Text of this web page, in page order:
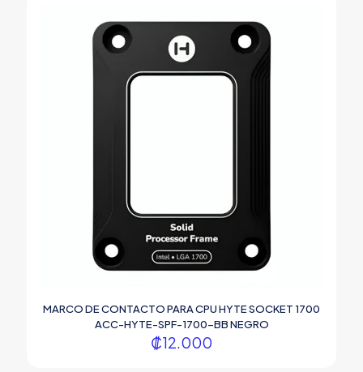
MARCO DE CONTACTO PARA CPU HYTE SOCKET 1700
ACC-HYTE-SPF-1700-BB NEGRO
₡12.000